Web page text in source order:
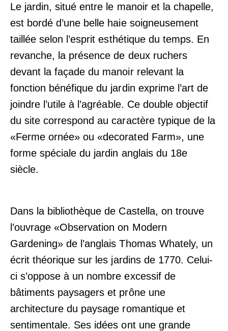
Le jardin, situé entre le manoir et la chapelle,
est bordé d’une belle haie soigneusement
taillée selon l’esprit esthétique du temps. En
revanche, la présence de deux ruchers
devant la façade du manoir relevant la
fonction bénéfique du jardin exprime l’art de
joindre l’utile à l’agréable. Ce double objectif
du site correspond au caractère typique de la
«Ferme ornée» ou «decorated Farm», une
forme spéciale du jardin anglais du 18e
siècle.
Dans la bibliothèque de Castella, on trouve
l’ouvrage «Observation on Modern
Gardening» de l’anglais Thomas Whately, un
écrit théorique sur les jardins de 1770. Celui-
ci s’oppose à un nombre excessif de
bâtiments paysagers et prône une
architecture du paysage romantique et
sentimentale. Ses idées ont une grande